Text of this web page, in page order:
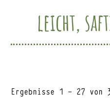
leicht,
Ergebnisse 1 – 27 von